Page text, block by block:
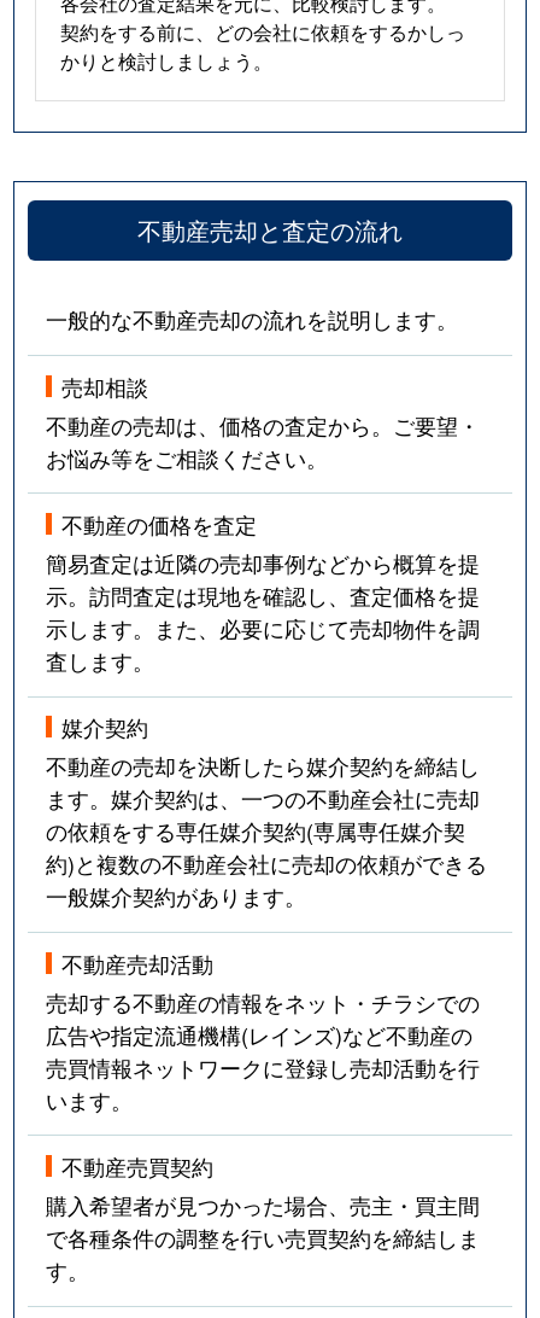
契約をする前に、どの会社に依頼をするかしっ
かりと検討しましょう。
不動産売却と査定の流れ
一般的な不動産売却の流れを説明します。
売却相談
不動産の売却は、価格の査定から。ご要望・
お悩み等をご相談ください。
不動産の価格を査定
簡易査定は近隣の売却事例などから概算を提
示。訪問査定は現地を確認し、査定価格を提
示します。また、必要に応じて売却物件を調
査します。
媒介契約
不動産の売却を決断したら媒介契約を締結し
ます。媒介契約は、一つの不動産会社に売却
の依頼をする専任媒介契約(専属専任媒介契
約)と複数の不動産会社に売却の依頼ができる
一般媒介契約があります。
不動産売却活動
売却する不動産の情報をネット・チラシでの
広告や指定流通機構(レインズ)など不動産の
売買情報ネットワークに登録し売却活動を行
います。
不動産売買契約
購入希望者が見つかった場合、売主・買主間
で各種条件の調整を行い売買契約を締結しま
す。